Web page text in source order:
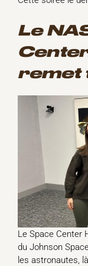
Le
remet
Le Space Center
du Johnson
les astronautes,